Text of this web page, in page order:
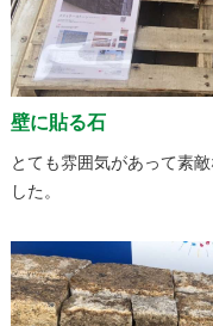
壁に貼る石
とても雰囲気があって素
した。